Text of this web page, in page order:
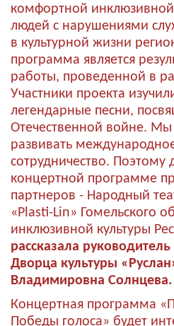
комфортной
людей с нарушениями
в культурной жизни
программа является
работы, проведенной в
Участники проекта
легендарные песни,
Отечественной войне.
развивать
сотрудничество. Поэтому
концертной программе
партнеров - Народный
«Plasti-Lin» Гомельского
инклюзивной культуры
рассказала
Дворца культуры
Владимировна Солнцева.
Концертная программа
Победы голоса» будет